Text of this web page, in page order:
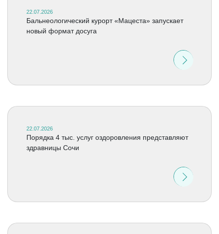
22.07.2026
Бальнеологический курорт «Мацеста» запускает
новый формат досуга
22.07.2026
Порядка 4 тыс. услуг оздоровления представляют
здравницы Сочи